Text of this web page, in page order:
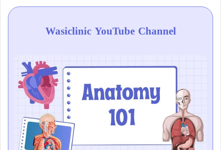
Wasiclinic YouTube Channel